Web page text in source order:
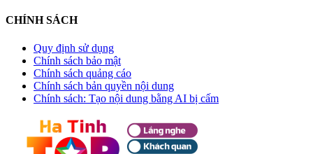
CHÍNH SÁCH
Quy định sử dụng
Chính sách bảo mật
Chính sách quảng cáo
Chính sách bản quyền nội dung
Chính sách: Tạo nội dung bằng AI bị cấm